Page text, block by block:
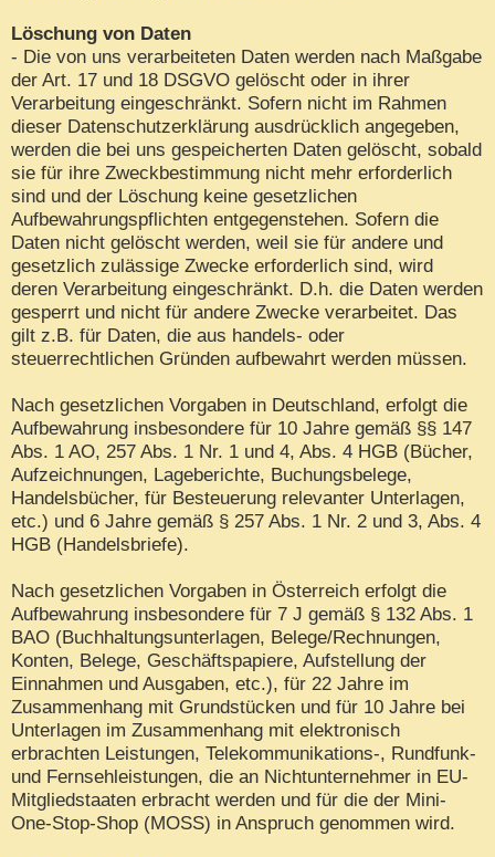
Löschung von Daten
- Die von uns verarbeiteten Daten werden nach Maßgabe
der Art. 17 und 18 DSGVO gelöscht oder in ihrer
Verarbeitung eingeschränkt. Sofern nicht im Rahmen
dieser Datenschutzerklärung ausdrücklich angegeben,
werden die bei uns gespeicherten Daten gelöscht, sobald
sie für ihre Zweckbestimmung nicht mehr erforderlich
sind und der Löschung keine gesetzlichen
Aufbewahrungspflichten entgegenstehen. Sofern die
Daten nicht gelöscht werden, weil sie für andere und
gesetzlich zulässige Zwecke erforderlich sind, wird
deren Verarbeitung eingeschränkt. D.h. die Daten werden
gesperrt und nicht für andere Zwecke verarbeitet. Das
gilt z.B. für Daten, die aus handels- oder
steuerrechtlichen Gründen aufbewahrt werden müssen.
Nach gesetzlichen Vorgaben in Deutschland, erfolgt die
Aufbewahrung insbesondere für 10 Jahre gemäß §§ 147
Abs. 1 AO, 257 Abs. 1 Nr. 1 und 4, Abs. 4 HGB (Bücher,
Aufzeichnungen, Lageberichte, Buchungsbelege,
Handelsbücher, für Besteuerung relevanter Unterlagen,
etc.) und 6 Jahre gemäß § 257 Abs. 1 Nr. 2 und 3, Abs. 4
HGB (Handelsbriefe).
Nach gesetzlichen Vorgaben in Österreich erfolgt die
Aufbewahrung insbesondere für 7 J gemäß § 132 Abs. 1
BAO (Buchhaltungsunterlagen, Belege/Rechnungen,
Konten, Belege, Geschäftspapiere, Aufstellung der
Einnahmen und Ausgaben, etc.), für 22 Jahre im
Zusammenhang mit Grundstücken und für 10 Jahre bei
Unterlagen im Zusammenhang mit elektronisch
erbrachten Leistungen, Telekommunikations-, Rundfunk-
und Fernsehleistungen, die an Nichtunternehmer in EU-
Mitgliedstaaten erbracht werden und für die der Mini-
One-Stop-Shop (MOSS) in Anspruch genommen wird.